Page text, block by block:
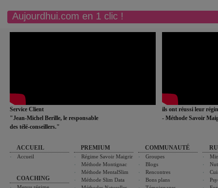
Aujourdhui.com en 1 clic !
Service Client
"Jean-Michel Berille, le responsable
des télé-conseillers."
ils ont réussi leur
- Méthode Savoir
ACCUEIL
Accueil
COACHING
PREMIUM
Régime Savoir Maigrir
Méthode Montignac
Méthode MentalSlim
Méthode Slim Data
COMMUNAUTÉ
Groupes
Blogs
Rencontres
Bons plans